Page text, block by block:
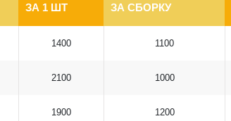
ЗА 1 ШТ ЗА СБОРКУ
1400 1100
2100 1000
1900 1200